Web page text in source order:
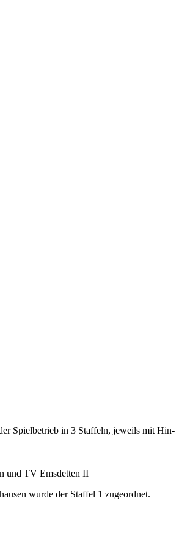
Spielbetrieb in 3 Staffeln, jeweils mit Hin-
und TV Emsdetten II
wurde der Staffel 1 zugeordnet.